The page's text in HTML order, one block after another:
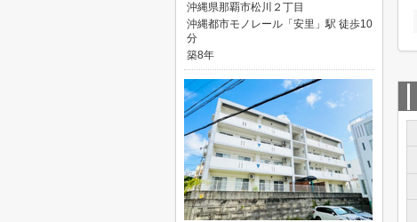
沖縄県那覇市松川２丁目
沖縄都市モノレール「安里」駅 徒歩10
分
築8年